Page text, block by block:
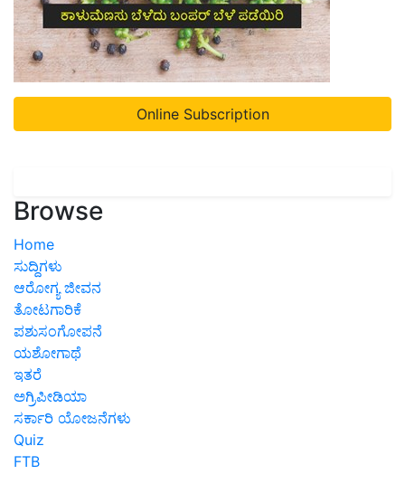
Online Subscription
Browse
Home
ಸುದ್ದಿಗಳು
ಆರೋಗ್ಯ ಜೀವನ
ತೋಟಗಾರಿಕೆ
ಪಶುಸಂಗೋಪನೆ
ಯಶೋಗಾಥೆ
ಇತರೆ
ಅಗ್ರಿಪೀಡಿಯಾ
ಸರ್ಕಾರಿ ಯೋಜನೆಗಳು
Quiz
FTB